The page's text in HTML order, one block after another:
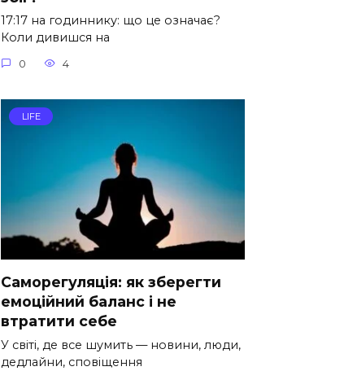
17:17 на годиннику: що це означає?
Коли дивишся на
0 4
LIFE
Саморегуляція: як зберегти
емоційний баланс і не
втратити себе
У світі, де все шумить — новини, люди,
дедлайни, сповіщення